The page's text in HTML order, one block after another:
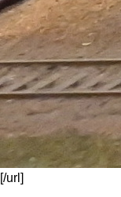
[/url]